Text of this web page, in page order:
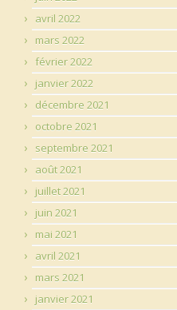
avril 2022
mars 2022
février 2022
janvier 2022
décembre 2021
octobre 2021
septembre 2021
août 2021
juillet 2021
juin 2021
mai 2021
avril 2021
mars 2021
janvier 2021